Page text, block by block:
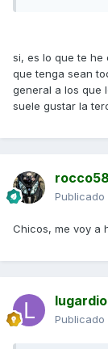
si, es lo que te he
que tenga sean
general a los que
suele gustar la
rocco58
Publicado
Chicos, me voy a
lugardio
Publicado